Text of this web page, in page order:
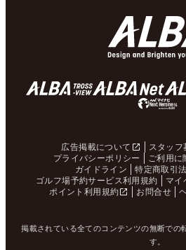
広告掲載について スタッフ
プライバシーポリシー
ご利用に
ガイドライン
特定商取引
ゴルフ場予約サービス利用規約
マイ
ポイント利用規約
お問合せ
掲載されている全てのコンテンツの無断での
す。